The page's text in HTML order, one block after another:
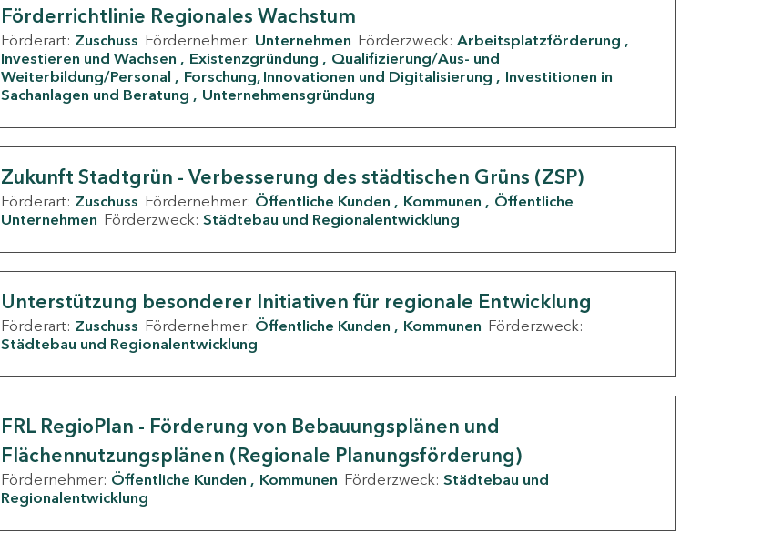
Förderrichtlinie Regionales Wachstum
Förderart: Zuschuss Fördernehmer: Unternehmen Förderzweck: Arbeitsplatzförderung
Investieren und Wachsen
Existenzgründung
Qualifizierung/Aus- und
Weiterbildung/Personal
Forschung, Innovationen und Digitalisierung
Investitionen in
Sachanlagen und Beratung
Unternehmensgründung
Zukunft Stadtgrün - Verbesserung des städtischen Grüns (ZSP)
Förderart: Zuschuss Fördernehmer: Öffentliche Kunden Kommunen
Öffentliche
Unternehmen Förderzweck: Städtebau und Regionalentwicklung
Unterstützung besonderer Initiativen für regionale Entwicklung
Förderart: Zuschuss Fördernehmer: Öffentliche Kunden Kommunen Förderzweck:
Städtebau und Regionalentwicklung
FRL RegioPlan - Förderung von Bebauungsplänen und
Flächennutzungsplänen (Regionale Planungsförderung)
Fördernehmer: Öffentliche Kunden Kommunen Förderzweck: Städtebau und
Regionalentwicklung